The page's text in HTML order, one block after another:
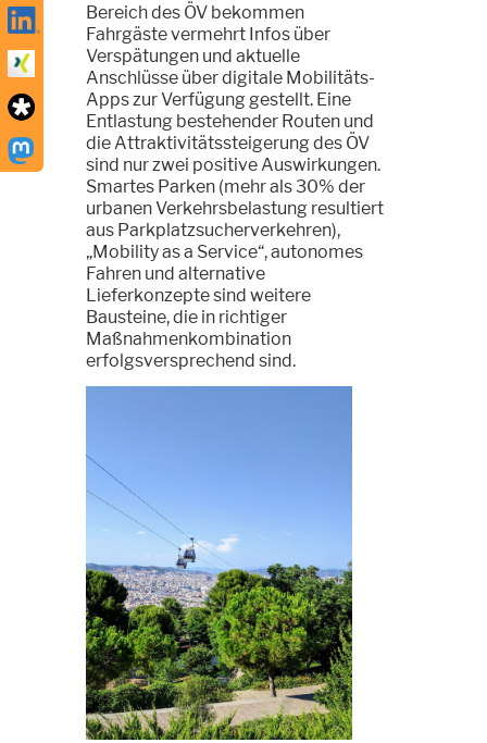
Bereich des ÖV bekommen
Fahrgäste vermehrt Infos über
Verspätungen und aktuelle
Anschlüsse über digitale Mobilitäts-
Apps zur Verfügung gestellt. Eine
Entlastung bestehender Routen und
die Attraktivitätssteigerung des ÖV
sind nur zwei positive Auswirkungen.
Smartes Parken (mehr als 30% der
urbanen Verkehrsbelastung resultiert
aus Parkplatzsucherverkehren),
„Mobility as a Service“, autonomes
Fahren und alternative
Lieferkonzepte sind weitere
Bausteine, die in richtiger
Maßnahmenkombination
erfolgsversprechend sind.